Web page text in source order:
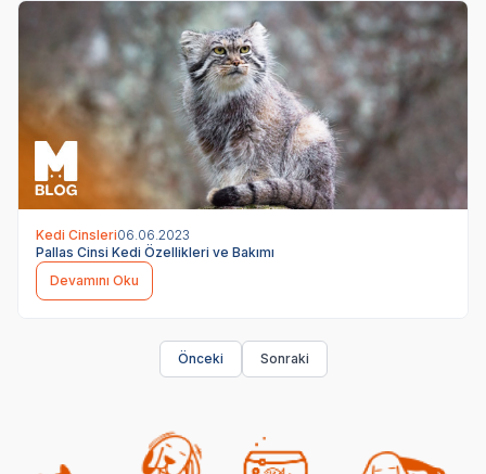
Kedi Cinsleri06.06.2023
Pallas Cinsi Kedi Özellikleri ve Bakımı
Devamını Oku
Önceki Sonraki